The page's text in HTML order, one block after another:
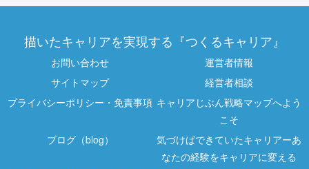
描いたキャリアを実現する『つくるキャリア』
お問い合わせ
運営者情報
サイトマップ
経営者相談
プライバシーポリシー・免責事項 キャリアじぶん戦略マップへよう
こそ
ブログ（blog）
気づけばできていたキャリアーあ
なたの経験をキャリアに変える